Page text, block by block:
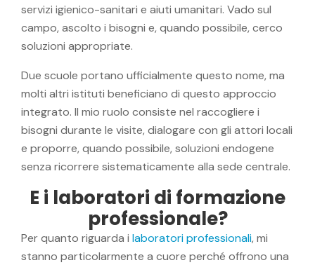
servizi igienico-sanitari e aiuti umanitari. Vado sul
campo, ascolto i bisogni e, quando possibile, cerco
soluzioni appropriate.
Due scuole portano ufficialmente questo nome, ma
molti altri istituti beneficiano di questo approccio
integrato. Il mio ruolo consiste nel raccogliere i
bisogni durante le visite, dialogare con gli attori locali
e proporre, quando possibile, soluzioni endogene
senza ricorrere sistematicamente alla sede centrale.
E i laboratori di formazione
professionale?
Per quanto riguarda i laboratori professionali, mi
stanno particolarmente a cuore perché offrono una